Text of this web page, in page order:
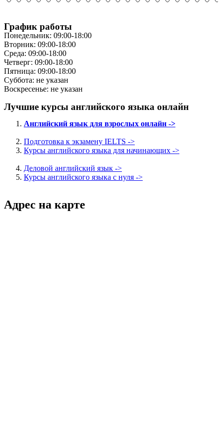
График работы
Понедельник: 09:00-18:00
Вторник: 09:00-18:00
Среда: 09:00-18:00
Четверг: 09:00-18:00
Пятница: 09:00-18:00
Суббота: не указан
Воскресенье: не указан
Лучшие курсы английского языка онлайн
Английский язык для взрослых онлайн ->
Подготовка к экзамену IELTS ->
Курсы английского языка для начинающих ->
Деловой английский язык ->
Курсы английского языка с нуля ->
Адрес на карте